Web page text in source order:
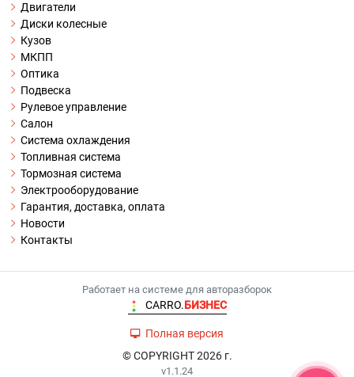
Двигатели
Диски колесные
Кузов
МКПП
Оптика
Подвеска
Рулевое управление
Салон
Система охлаждения
Топливная система
Тормозная система
Электрооборудование
Гарантия, доставка, оплата
Новости
Контакты
Работает на системе для авторазборок
CARRO.БИЗНЕС
Полная версия
© COPYRIGHT 2026 г.
v1.1.24